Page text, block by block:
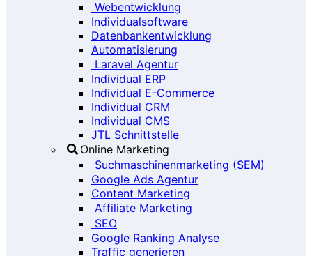
Webentwicklung
Individualsoftware
Datenbankentwicklung
Automatisierung
Laravel Agentur
Individual ERP
Individual E-Commerce
Individual CRM
Individual CMS
JTL Schnittstelle
Online Marketing
Suchmaschinenmarketing (SEM)
Google Ads Agentur
Content Marketing
Affiliate Marketing
SEO
Google Ranking Analyse
Traffic generieren